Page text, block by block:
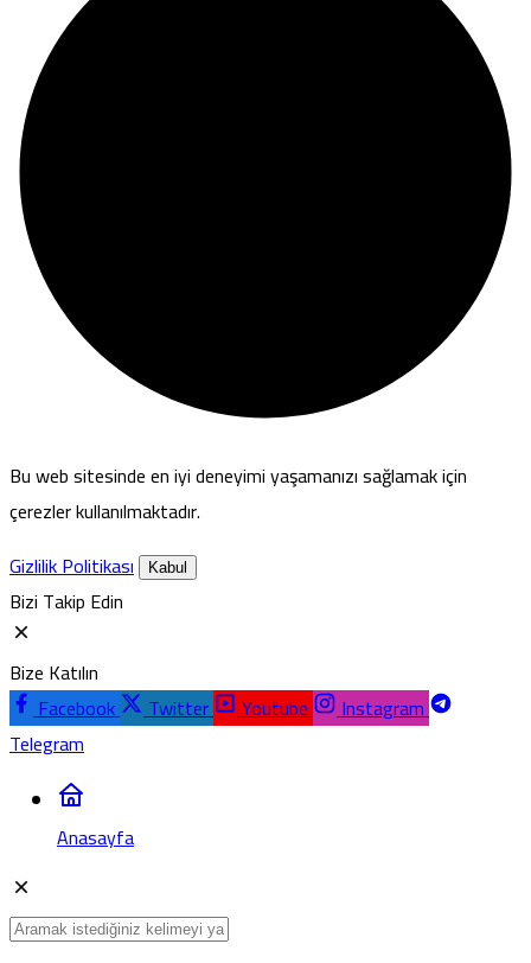
Bu web sitesinde en iyi deneyimi yaşamanızı sağlamak için
çerezler kullanılmaktadır.
Gizlilik Politikası
Kabul
Bizi Takip Edin
Bize Katılın
Facebook
Twitter Youtube
Instagram
Telegram
Anasayfa